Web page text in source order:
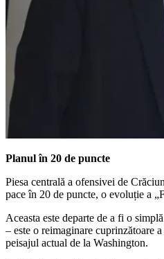
Planul în 20 de puncte
Piesa centrală a ofensivei de
pace în 20 de puncte, o evoluție a
Aceasta este departe de a fi o
– este o reimaginare cuprinzătoare
peisajul actual de la Washington.